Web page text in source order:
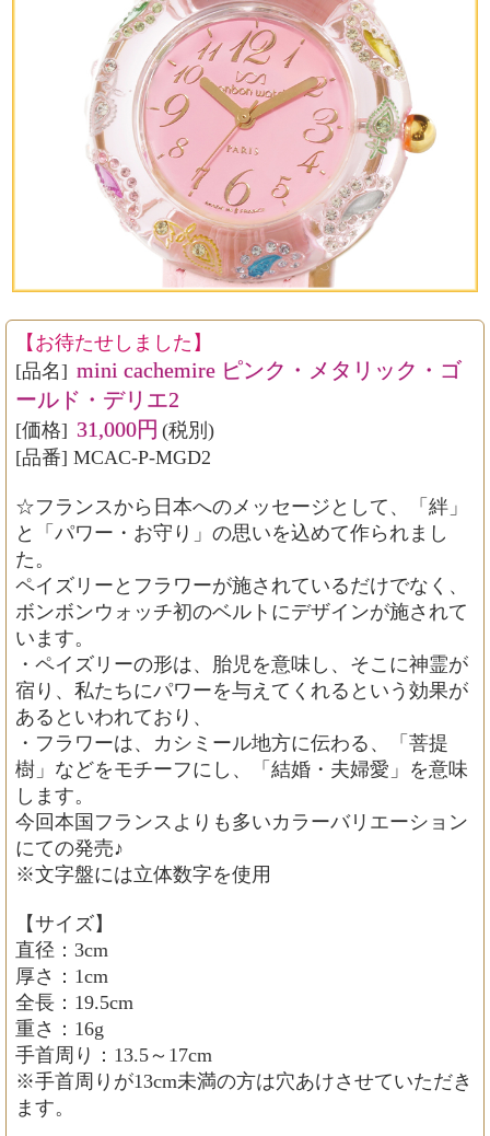
【お待たせしました】
[品名] mini cachemire ピンク・メタリック・ゴ
ールド・デリエ2
[価格] 31,000円 (税別)
[品番] MCAC-P-MGD2
☆フランスから日本へのメッセージとして、「絆」
と「パワー・お守り」の思いを込めて作られまし
た。
ペイズリーとフラワーが施されているだけでなく、
ボンボンウォッチ初のベルトにデザインが施されて
います。
・ペイズリーの形は、胎児を意味し、そこに神霊が
宿り、私たちにパワーを与えてくれるという効果が
あるといわれており、
・フラワーは、カシミール地方に伝わる、「菩提
樹」などをモチーフにし、「結婚・夫婦愛」を意味
します。
今回本国フランスよりも多いカラーバリエーション
にての発売♪
※文字盤には立体数字を使用
【サイズ】
直径：3cm
厚さ：1cm
全長：19.5cm
重さ：16g
手首周り：13.5～17cm
※手首周りが13cm未満の方は穴あけさせていただき
ます。